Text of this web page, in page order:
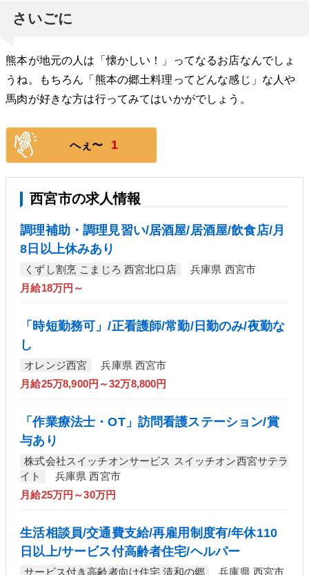
さいごに
熊本が地元の人は「懐かしい！」ってなるお店なんでしょ
うね。もちろん「熊本の郷土料理ってどんな感じ」な人や
馬肉が好きな方は行ってみてはいかがでしょう。
へぇ〜 1
西宮市の求人情報
調理補助・調理見習い/居酒屋/居酒屋/飲食店/月
8日以上休みあり
くずし割烹 こまじろ 西宮北口店
兵庫県 西宮市
月給18万円～
「時短勤務可」/正看護師/常勤/日勤のみ/夜勤な
し
オレンジ西宮
兵庫県 西宮市
月給25万8,900円～32万8,800円
「作業療法士・OT」訪問看護ステーション/賞
与あり
株式会社スイッチオンサービス スイッチオン西宮サテラ
イト
兵庫県 西宮市
月給25万円～30万円
生活相談員/交通費支給/再雇用制度有/年休110
日以上/サービス付高齢者住宅/ヘルパー
サービス付き高齢者向け住宅 清和の郷 兵庫県 西宮市